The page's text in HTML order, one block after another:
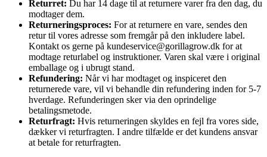
Returret: Du har 14 dage til at returnere varer fra den dag, du
modtager dem.
Returneringsproces: For at returnere en vare, sendes den
retur til vores adresse som fremgår på den inkludere label.
Kontakt os gerne på kundeservice@gorillagrow.dk for at
modtage returlabel og instruktioner. Varen skal være i original
emballage og i ubrugt stand.
Refundering: Når vi har modtaget og inspiceret den
returnerede vare, vil vi behandle din refundering inden for 5-7
hverdage. Refunderingen sker via den oprindelige
betalingsmetode.
Returfragt: Hvis returneringen skyldes en fejl fra vores side,
dækker vi returfragten. I andre tilfælde er det kundens ansvar
at betale for returfragten.